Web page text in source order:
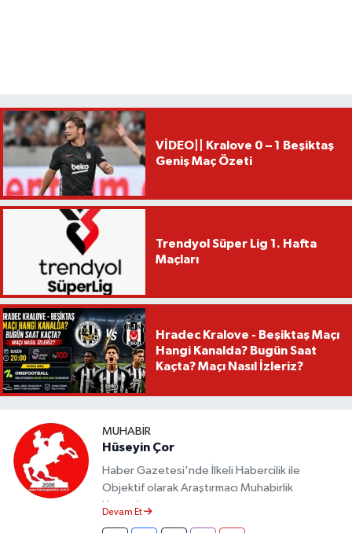
VİDEO|| Kralove 0 – 1 Beşiktaş
Geniş Maç Özeti
Trendyol Süper Lig 1. Hafta
Maçları
Hradec Kralove - Beşiktaş Maçı
Hangi Kanalda? Bugün Saat
Kaçta? Maçı Nasıl İzleriz?
MUHABIR
Hüseyin Çor
Haber Gazetesi'nde İlkeli Habercilik ile
Objektif olarak Araştırmacı Muhabirlik
Yapmaktayım.
Devam Et